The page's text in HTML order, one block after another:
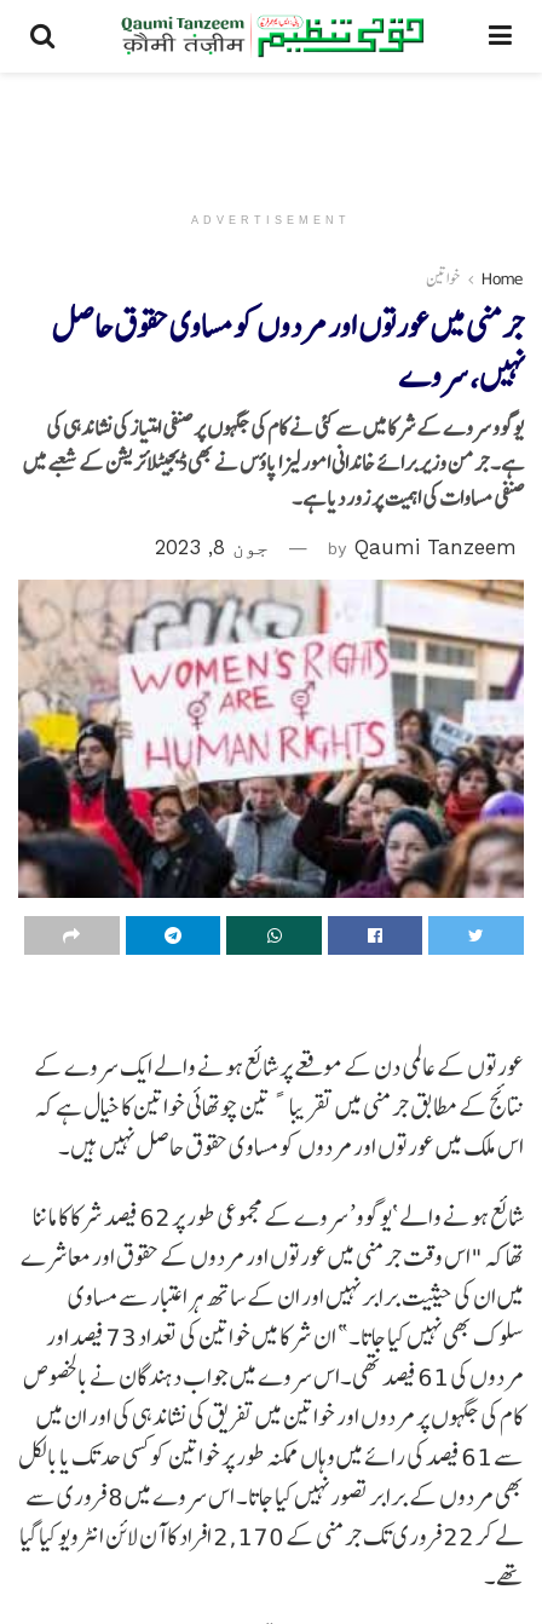
ADVERTISEMENT
Home خواتین
جرمنی میں عورتوں اور مردوں کو مساوی حقوق حاصل
نہیں، سروے
یوگوو سروے کے شرکا میں سے کئی نے کام کی جگہوں پر صنفی امتیاز کی نشاندہی کی
ہے۔ جرمن وزیر برائے خاندانی امور لیزا پاؤس نے بھی ڈیجیٹلائزیشن کے شعبے میں
صنفی مساوات کی اہمیت پر زور دیا ہے۔
by Qaumi Tanzeem جون 8, 2023
عورتوں کے عالمی دن کے موقعے پر شائع ہونے والے ایک سروے کے
نتائج کے مطابق جرمنی میں تقریباﹰ تین چوتھائی خواتین کا خیال ہے کہ
اس ملک میں عورتوں اور مردوں کو مساوی حقوق حاصل نہیں ہیں۔
شائع ہونے والے ‘یوگوو’ سروے کے مجموعی طور پر 62 فیصد شرکا کا ماننا
تھا کہ "اس وقت جرمنی میں عورتوں اور مردوں کے حقوق اور معاشرے
میں ان کی حیثیت برابر نہیں اور ان کے ساتھ ہر اعتبار سے مساوی
سلوک بھی نہیں کیا جاتا۔” ان شرکا میں خواتین کی تعداد 73 فیصد اور
مردوں کی 61 فیصد تھی۔اس سروے میں جواب دہندگان نے بالخصوص
کام کی جگہوں پر مردوں اور خواتین میں تفریق کی نشاندہی کی اور ان میں
سے 61 فیصد کی رائے میں وہاں ممکنہ طور پر خواتین کو کسی حد تک یا بالکل
بھی مردوں کے برابر تصور نہیں کیا جاتا۔ اس سروے میں 8 فروری سے
لے کر 22 فروری تک جرمنی کے 2,170 افراد کا آن لائن انٹرویو کیا گیا
تھے۔